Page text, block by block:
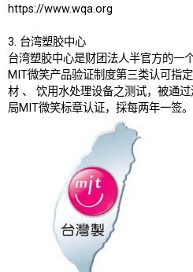
https://www.wqa.org
3. 台湾塑胶中心
台湾塑胶中心是财团法人半官方的一
MIT微笑产品验证制度第三类认可指
材 、 饮用水处理设备之测试，被通
局MIT微笑标章认证，採每两年一签。